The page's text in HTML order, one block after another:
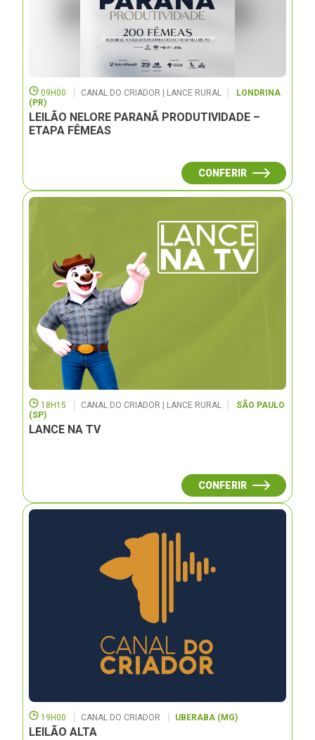
09H00 CANAL DO CRIADOR | LANCE RURAL
LONDRINA
(PR)
LEILÃO NELORE PARANÃ PRODUTIVIDADE –
ETAPA FÊMEAS
CONFERIR
18H15 CANAL DO CRIADOR | LANCE RURAL
SÃO PAULO
(SP)
LANCE NA TV
CONFERIR
19H00 CANAL DO CRIADOR UBERABA (MG)
LEILÃO ALTA